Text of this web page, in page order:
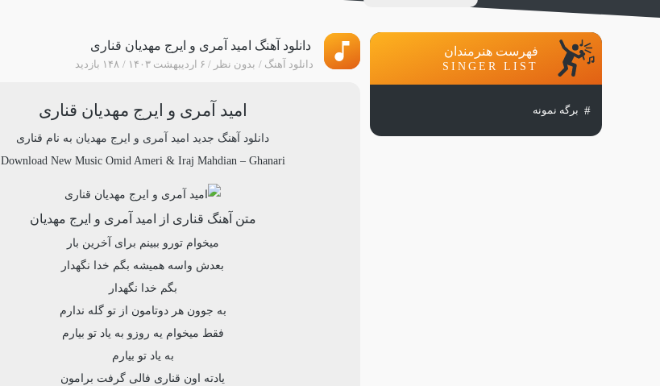
دانلود آهنگ امید آمری و ایرج مهدیان قناری
دانلود آهنگ بدون نظر ۶ اردیبهشت ۱۴۰۳ ۱۴۸ بازدید
امید آمری و ایرج مهدیان قناری
دانلود آهنگ جدید امید آمری و ایرج مهدیان به نام قناری
Download New Music Omid Ameri & Iraj Mahdian– Ghanari
متن آهنگ قناری از امید آمری و ایرج مهدیان
میخوام تورو ببینم برای آخرین بار
بعدش واسه همیشه بگم خدا نگهدار
بگم خدا نگهدار
به جوون هر دوتامون از تو گله ندارم
فقط میخوام یه روزو به یاد تو بیارم
به یاد تو بیارم
یادته اون قناری فالی گرفت برامون
فهرست هنرمندان
SINGER LIST
برگه نمونه